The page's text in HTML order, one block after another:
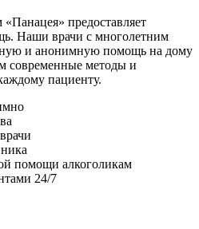
предоставляет
Наши врачи с многолетним
и анонимную помощь на дому
современные методы и
пациенту.
помощи алкоголикам
24/7